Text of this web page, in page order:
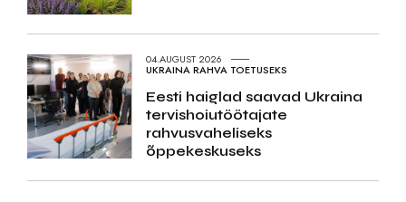
04.AUGUST 2026
UKRAINA RAHVA TOETUSEKS
Eesti haiglad saavad Ukraina
tervishoiutöötajate
rahvusvaheliseks
õppekeskuseks